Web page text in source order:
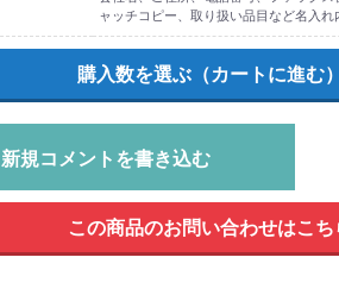
ャッチコピー、取り扱い品目など名入れ
新規コメントを書き込む